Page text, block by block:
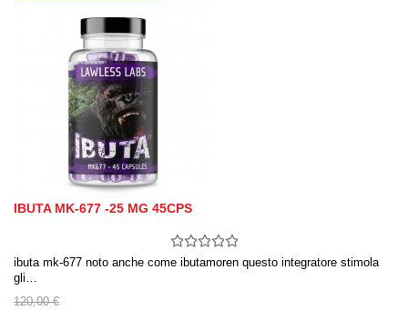
IBUTA MK-677 -25 MG 45CPS
ibuta mk-677 noto anche come ibutamoren questo integratore stimola
gli…
120,00 €